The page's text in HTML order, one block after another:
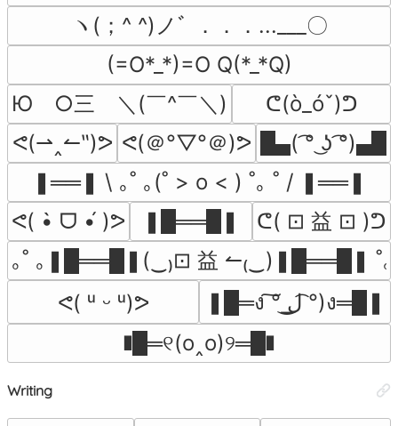
ヽ(；^ ^)ノﾞ ．．．...___〇
(=O*_*)=O Q(*_*Q)
Ю　○三　＼(￣^￣＼)
ᕦ(ò_óˇ)ᕤ
ᕙ(⇀‸↼‶)ᕗ ᕙ(＠°▽°＠)ᕗ
█▄( ͡° ͜ʖ ͡°)▄█
❚══❚ \ ｡˚ ｡(˚ > o < )‎ ˚｡ ˚ / ❚══❚
ᕙ( •̀ ᗜ •́ )ᕗ
❚█══█❚
ᕦ( ⊡ 益 ⊡ )ᕤ
｡˚ ｡❚█══█❚(‿₎⊡ 益 ↼₍‿)❚█══█❚ ˚｡
ᕙ( ᵘ ᵕ ᵘ)ᕗ
❚█═ง ͠° ͟ل͜ ͡°)ง═█❚
❚█═୧(o‸o)୨═█❚
Writing